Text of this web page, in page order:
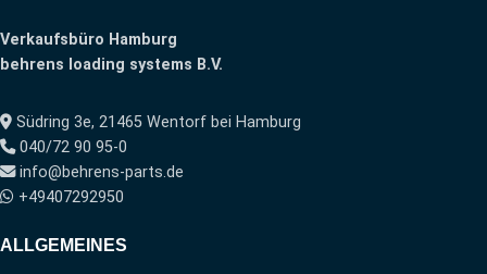
Verkaufsbüro Hamburg
behrens loading systems B.V.
Südring 3e, 21465 Wentorf bei Hamburg
040/72 90 95-0
info@behrens-parts.de
+49407292950
ALLGEMEINES